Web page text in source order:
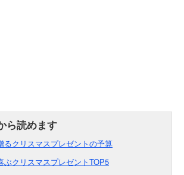
クリスマスプレゼントの予算
クリスマスプレゼントTOP5